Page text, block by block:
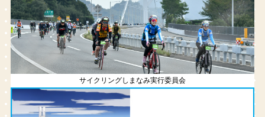
サイクリングしまなみ実行委員会